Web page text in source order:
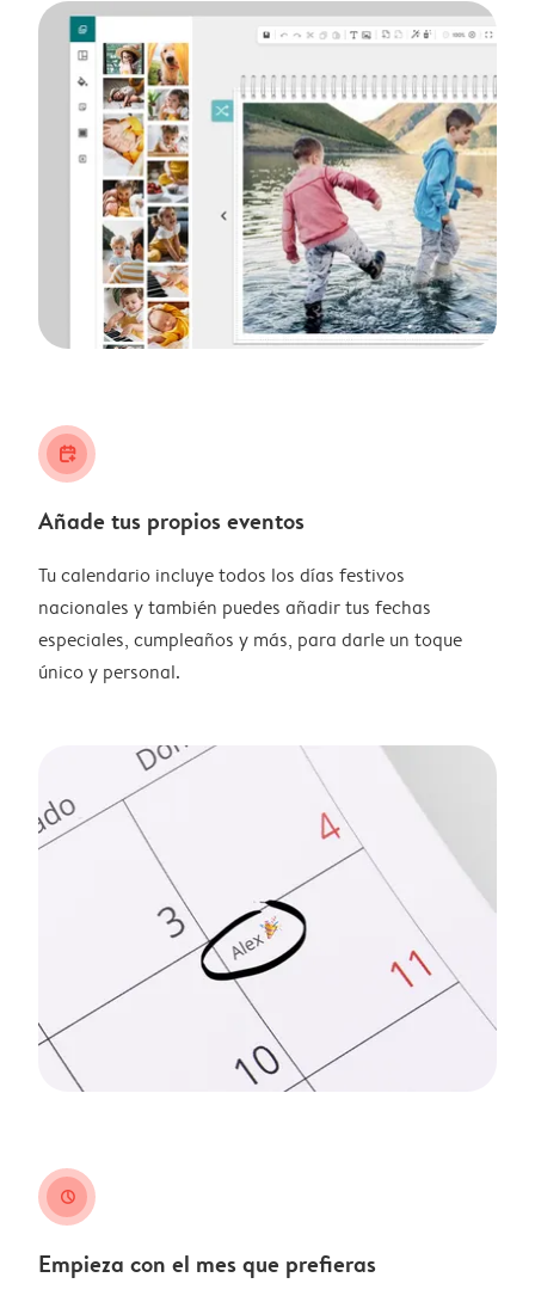
calendar_plus
Añade tus propios eventos
Tu calendario incluye todos los días festivos
nacionales y también puedes añadir tus fechas
especiales, cumpleaños y más, para darle un toque
único y personal.
clock
Empieza con el mes que prefieras